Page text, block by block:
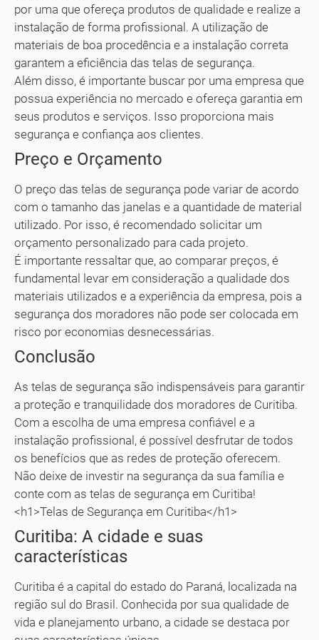
por uma que ofereça produtos de qualidade e realize a
instalação de forma profissional. A utilização de
materiais de boa procedência e a instalação correta
garantem a eficiência das telas de segurança.
Além disso, é importante buscar por uma empresa que
possua experiência no mercado e ofereça garantia em
seus produtos e serviços. Isso proporciona mais
segurança e confiança aos clientes.
Preço e Orçamento
O preço das telas de segurança pode variar de acordo
com o tamanho das janelas e a quantidade de material
utilizado. Por isso, é recomendado solicitar um
orçamento personalizado para cada projeto.
É importante ressaltar que, ao comparar preços, é
fundamental levar em consideração a qualidade dos
materiais utilizados e a experiência da empresa, pois a
segurança dos moradores não pode ser colocada em
risco por economias desnecessárias.
Conclusão
As telas de segurança são indispensáveis para garantir
a proteção e tranquilidade dos moradores de Curitiba.
Com a escolha de uma empresa confiável e a
instalação profissional, é possível desfrutar de todos
os benefícios que as redes de proteção oferecem.
Não deixe de investir na segurança da sua família e
conte com as telas de segurança em Curitiba!
<h1>Telas de Segurança em Curitiba</h1>
Curitiba: A cidade e suas
características
Curitiba é a capital do estado do Paraná, localizada na
região sul do Brasil. Conhecida por sua qualidade de
vida e planejamento urbano, a cidade se destaca por